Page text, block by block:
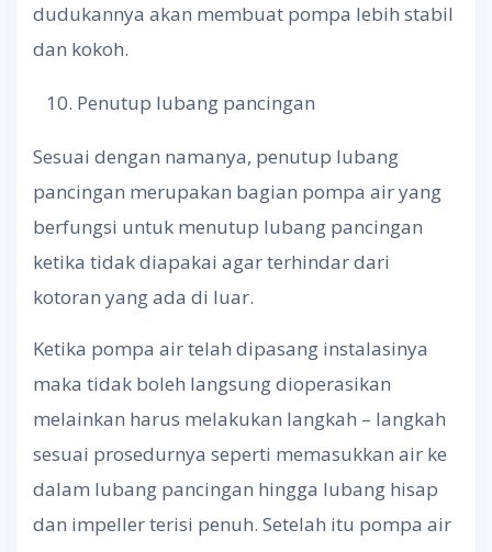
dudukannya akan membuat pompa lebih stabil
dan kokoh.
Penutup lubang pancingan
Sesuai dengan namanya, penutup lubang
pancingan merupakan bagian pompa air yang
berfungsi untuk menutup lubang pancingan
ketika tidak diapakai agar terhindar dari
kotoran yang ada di luar.
Ketika pompa air telah dipasang instalasinya
maka tidak boleh langsung dioperasikan
melainkan harus melakukan langkah – langkah
sesuai prosedurnya seperti memasukkan air ke
dalam lubang pancingan hingga lubang hisap
dan impeller terisi penuh. Setelah itu pompa air